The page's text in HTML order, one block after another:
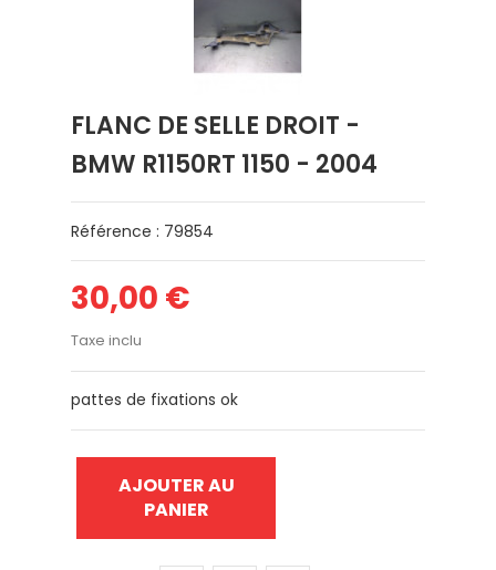
FLANC DE SELLE DROIT -
BMW R1150RT 1150 - 2004
Référence : 79854
30,00 €
Taxe inclu
pattes de fixations ok
AJOUTER AU
PANIER